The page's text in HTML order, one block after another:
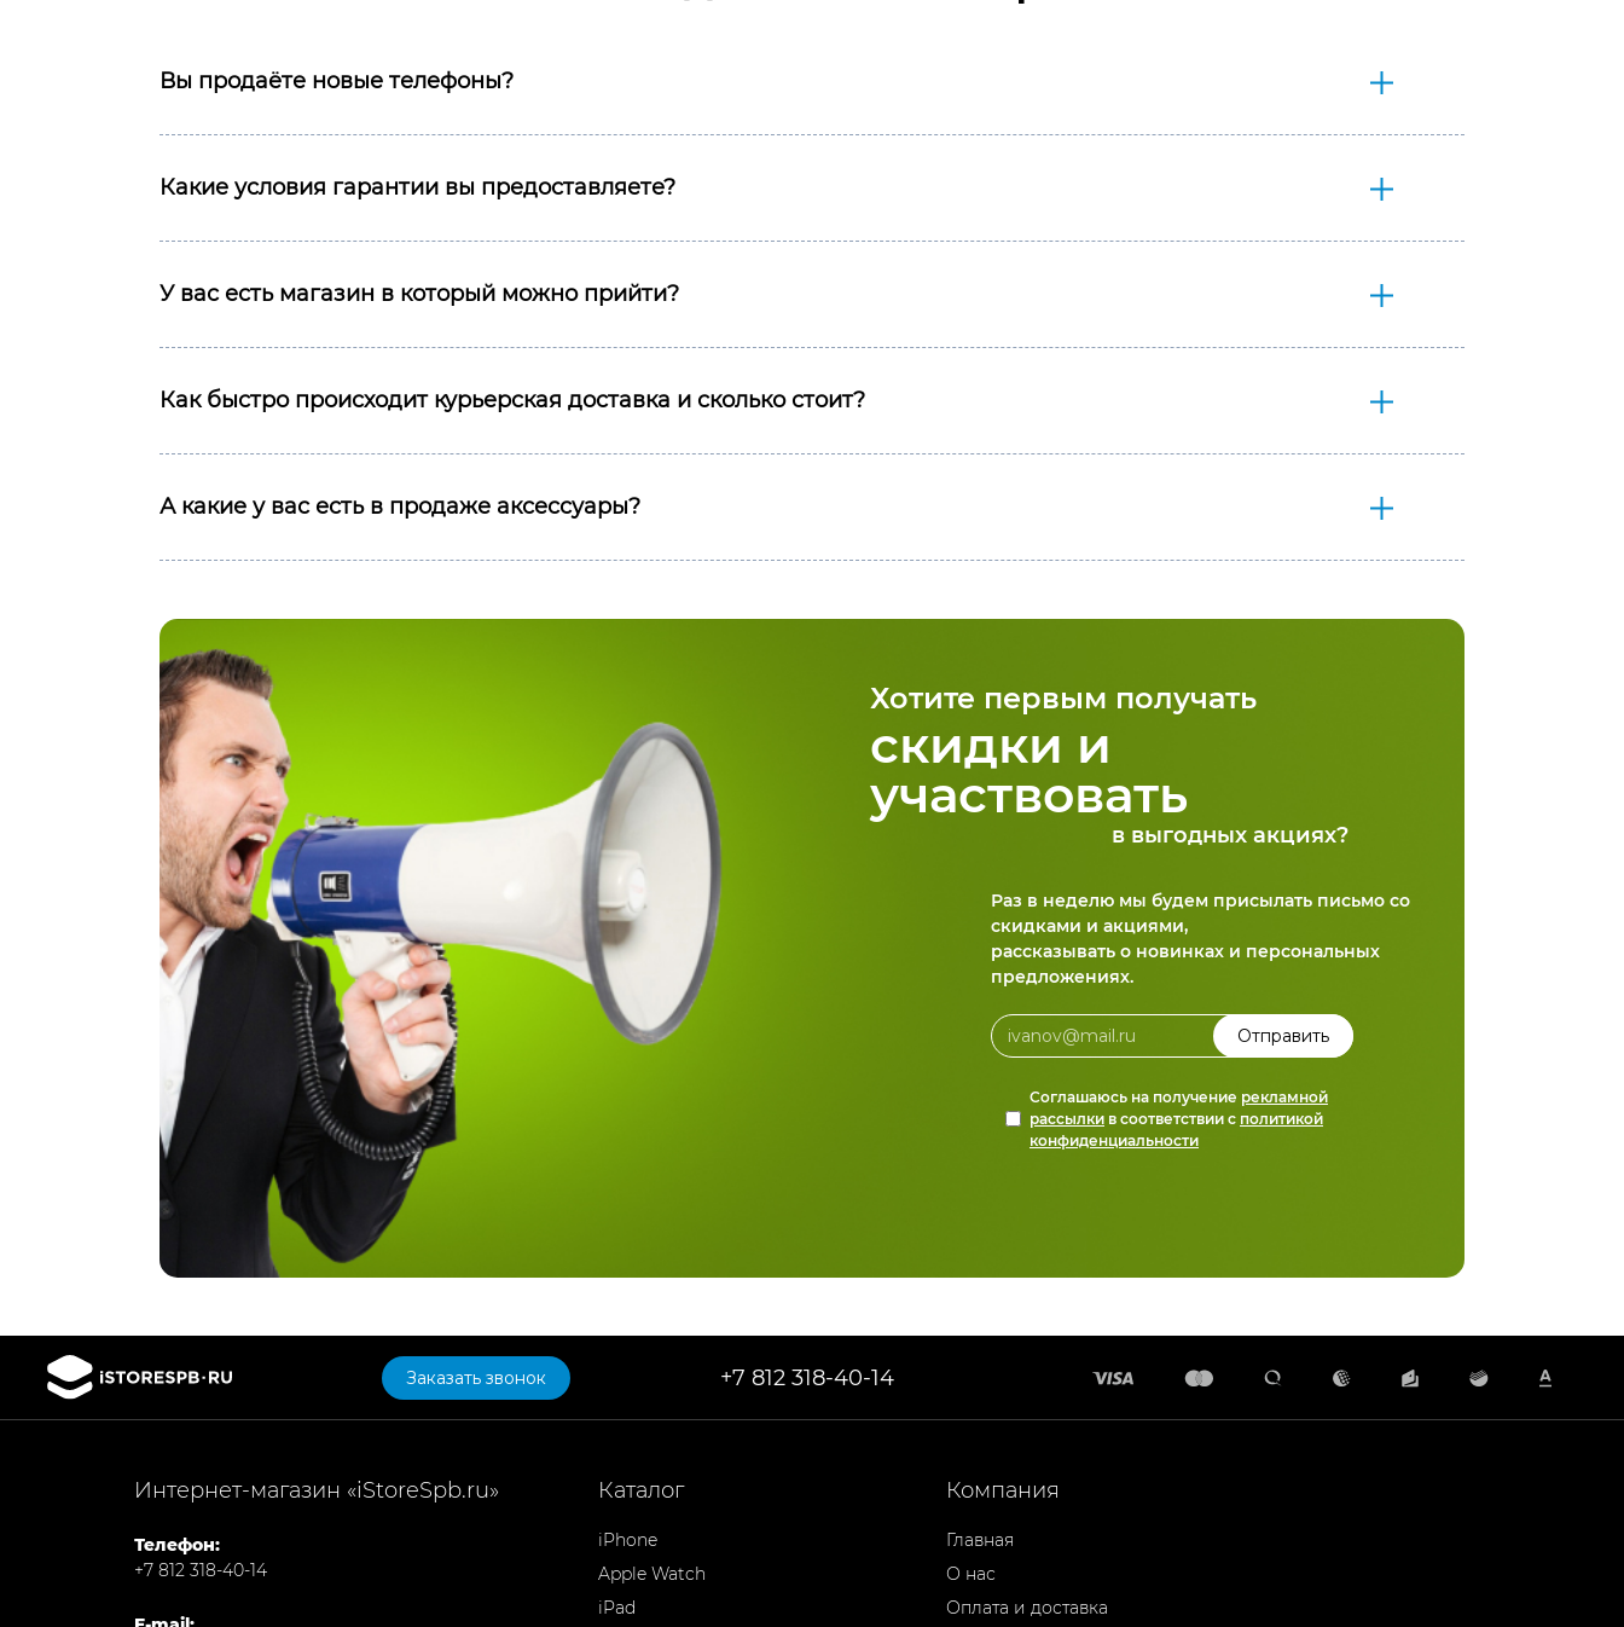
Вы продаёте новые телефоны?
Какие условия гарантии вы предоставляете?
У вас есть магазин в который можно прийти?
Как быстро происходит курьерская доставка и сколько стоит?
А какие у вас есть в продаже аксессуары?
Хотите первым получать
скидки и
участвовать
в выгодных акциях?
Раз в неделю мы будем присылать письмо со
скидками и акциями,
рассказывать о новинках и персональных
предложениях.
Соглашаюсь на получение рекламной
рассылки в соответствии с политикой
конфиденциальности
Заказать звонок +7 812 318-40-14
Интернет-магазин «iStoreSpb.ru»
Телефон:
+7 812 318-40-14
Каталог
iPhone
Apple Watch
iPad
Компания
Главная
О нас
Оплата и доставка